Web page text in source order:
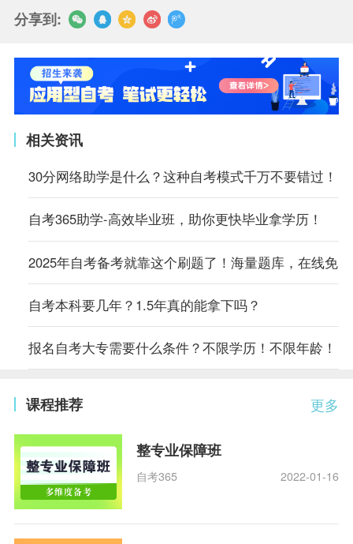
分享到:
相关资讯
30分网络助学是什么？这种自考模式千万不要错过！
自考365助学-高效毕业班，助你更快毕业拿学历！
2025年自考备考就靠这个刷题了！海量题库，在线免
自考本科要几年？1.5年真的能拿下吗？
报名自考大专需要什么条件？不限学历！不限年龄！
更多
课程推荐
整专业保障班
自考365 2022-01-16